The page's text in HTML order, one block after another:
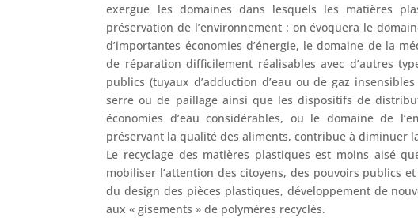
exergue les domaines dans lesquels les matières
préservation de l’environnement : on évoquera le
d’importantes économies d’énergie, le domaine de la
de réparation difficilement réalisables avec d’autres
publics (tuyaux d’adduction d’eau ou de gaz
serre ou de paillage ainsi que les dispositifs de
économies d’eau considérables, ou le domaine de
préservant la qualité des aliments, contribue à diminuer
Le recyclage des matières plastiques est moins aisé
mobiliser l’attention des citoyens, des pouvoirs publics
du design des pièces plastiques, développement de
aux « gisements » de polymères recyclés.